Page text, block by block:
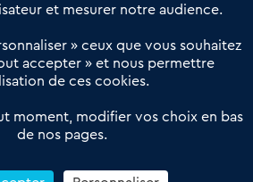
national dédié aux transactions
au service du commerce de
et mesurer notre audience.
» ceux que vous souhaitez
accepter » et nous permettre
de ces cookies.
moment, modifier vos choix en bas
de nos pages.